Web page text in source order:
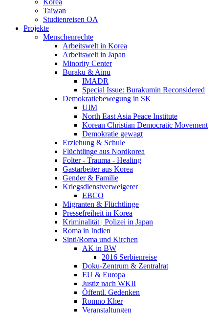
Korea
Taiwan
Studienreisen OA
Projekte
Menschenrechte
Arbeitswelt in Korea
Arbeitswelt in Japan
Minority Center
Buraku & Ainu
IMADR
Special Issue: Burakumin Reconsidered
Demokratiebewegung in SK
UIM
North East Asia Peace Institute
Korean Christian Democratic Movement
Demokratie gewagt
Erziehung & Schule
Flüchtlinge aus Nordkorea
Folter - Trauma - Healing
Gastarbeiter aus Korea
Gender & Familie
Kriegsdienstverweigerer
EBCO
Migranten & Flüchtlinge
Pressefreiheit in Korea
Kriminalität | Polizei in Japan
Roma in Indien
Sinti/Roma und Kirchen
AK in BW
2016 Serbienreise
Doku-Zentrum & Zentralrat
EU & Europa
Justiz nach WKII
Öffentl. Gedenken
Romno Kher
Veranstaltungen